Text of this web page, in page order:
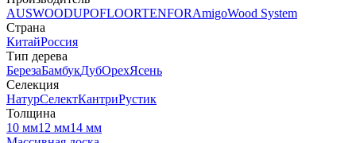
AUSWOODUPOFLOORTENFORAmigoWood System
Страна
КитайРоссия
Тип дерева
БерезаБамбукДубОрехЯсень
Селекция
НатурСелектКантриРустик
Толщина
10 мм12 мм14 мм